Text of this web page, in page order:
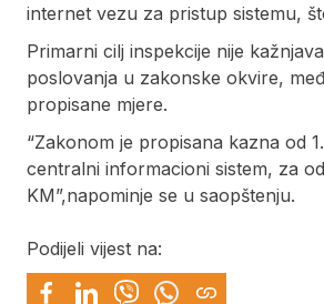
internet vezu za pristup sistemu,
Primarni cilj inspekcije nije
poslovanja u zakonske okvire,
propisane mjere.
“Zakonom je propisana kazna od
centralni informacioni sistem, za
KM”,napominje se u saopštenju.
Podijeli vijest na: